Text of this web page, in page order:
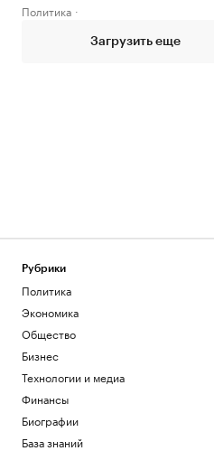
Политика
Загрузить еще
Рубрики
Политика
Экономика
Общество
Бизнес
Технологии и медиа
Финансы
Биографии
База знаний